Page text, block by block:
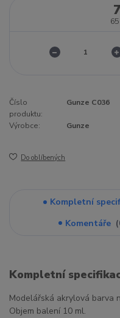
Číslo
produktu:
Gunze C036
Výrobce: Gunze
Do oblíbených
Kompletní
Komentáře
Kompletní
Modelářská akrylová barva
Objem balení 10 ml.